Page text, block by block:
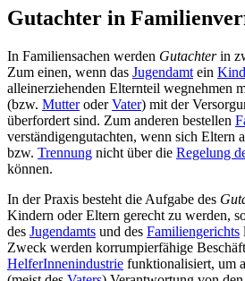
Gutachter in
In Familiensachen werden Gutachterin
Zum einen, wenn das Jugendamt ein Kind
alleinerziehenden Elternteil wegnehmen
(bzw. MutteroderVater) mit der
überfordert sind. Zum anderen bestellen
verständigen­gutachten, wenn sich Eltern
bzw. Trennung nicht über die Regelung
können.
In der Praxis besteht die Aufgabe des
Kindern oder Eltern gerecht zu werden,
des Jugendamts und des Familiengerichts
Zweck werden korrumpier­fähige
HelferInnenindustrie funktionalisiert, um